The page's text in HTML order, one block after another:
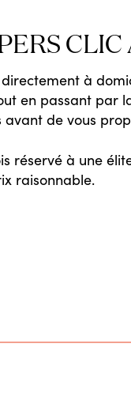
à
en passant par
de vous
réservé à une
raisonnable.